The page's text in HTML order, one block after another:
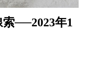
──2023年1